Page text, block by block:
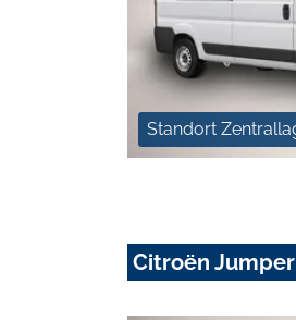
Standort
Citroën